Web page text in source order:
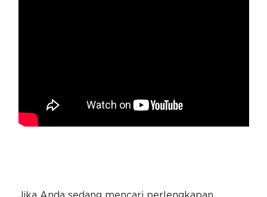
Jika Anda sedang mencari perlengkapan